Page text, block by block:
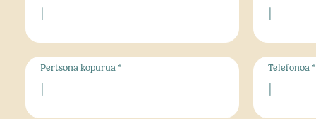
Pertsona kopurua * Telefonoa *